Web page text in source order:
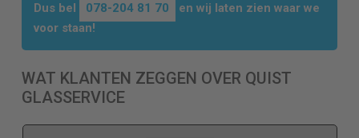
Dus bel 078-204 81 70
en wij laten zien waar we
voor staan!
WAT KLANTEN ZEGGEN OVER QUIST
GLASSERVICE